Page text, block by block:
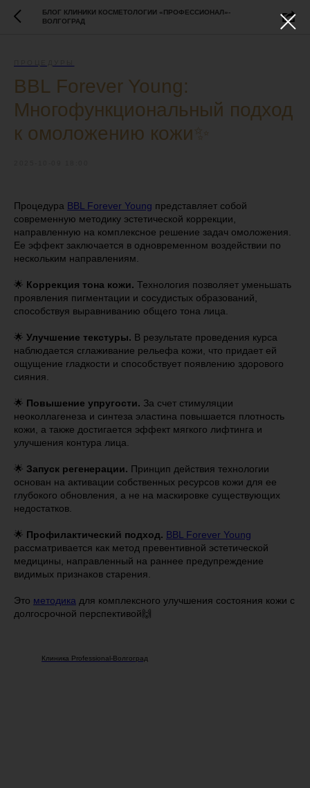
БЛОГ КЛИНИКИ КОСМЕТОЛОГИИ «ПРОФЕССИОНАЛ»-
ВОЛГОГРАД
BBL Forever Young:
Многофункциональный подход
к омоложению кожи✨
Процедура BBL Forever Young представляет собой
современную методику эстетической коррекции,
направленную на комплексное решение задач омоложения.
Ее эффект заключается в одновременном воздействии по
нескольким направлениям.
🌟 Коррекция тона кожи. Технология позволяет уменьшать
проявления пигментации и сосудистых образований,
способствуя выравниванию общего тона лица.
🌟 Улучшение текстуры. В результате проведения курса
наблюдается сглаживание рельефа кожи, что придает ей
ощущение гладкости и способствует появлению здорового
сияния.
🌟 Повышение упругости. За счет стимуляции
неоколлагенеза и синтеза эластина повышается плотность
кожи, а также достигается эффект мягкого лифтинга и
улучшения контура лица.
🌟 Запуск регенерации. Принцип действия технологии
основан на активации собственных ресурсов кожи для ее
глубокого обновления, а не на маскировке существующих
недостатков.
🌟 Профилактический подход. BBL Forever Young
рассматривается как метод превентивной эстетической
медицины, направленный на раннее предупреждение
видимых признаков старения.
Это методика для комплексного улучшения состояния кожи с
долгосрочной перспективой🙌
Клиника Professional-Волгоград